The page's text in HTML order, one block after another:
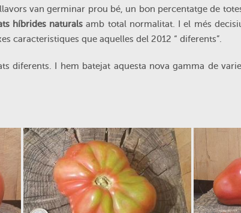
van germinar prou bé, un bon percentatge de
híbrides naturals amb total normalitat. I el més
caracteristiques que aquelles del 2012 “ diferents”.
diferents. I hem batejat aquesta nova gamma de